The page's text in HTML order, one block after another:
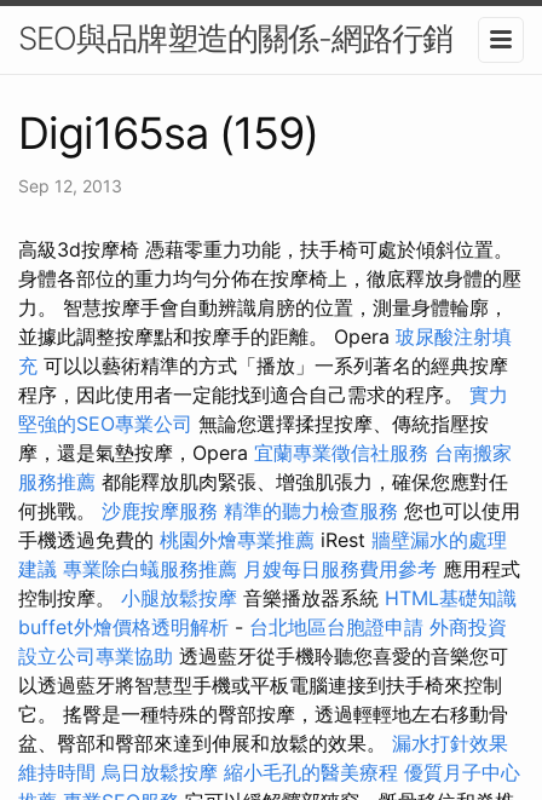
SEO與品牌塑造的關係-網路行銷
Digi165sa (159)
Sep 12, 2013
高級3d按摩椅 憑藉零重力功能，扶手椅可處於傾斜位置。
身體各部位的重力均勻分佈在按摩椅上，徹底釋放身體的壓
力。 智慧按摩手會自動辨識肩膀的位置，測量身體輪廓，
並據此調整按摩點和按摩​​手的距離。 Opera 玻尿酸注射填
充 可以以藝術精準的方式「播放」一系列著名的經典按摩
程序，因此使用者一定能找到適合自己需求的程序。 實力
堅強的SEO專業公司 無論您選擇揉捏按摩、傳統指壓按
摩，還是氣墊按摩，Opera 宜蘭專業徵信社服務 台南搬家
服務推薦 都能釋放肌肉緊張、增強肌張力，確保您應對任
何挑戰。 沙鹿按摩服務 精準的聽力檢查服務 您也可以使用
手機透過免費的 桃園外燴專業推薦 iRest 牆壁漏水的處理
建議 專業除白蟻服務推薦 月嫂每日服務費用參考 應用程式
控制按摩。 小腿放鬆按摩 音樂播放器系統 HTML基礎知識
buffet外燴價格透明解析 - 台北地區台胞證申請 外商投資
設立公司專業協助 透過藍牙從手機聆聽您喜愛的音樂您可
以透過藍牙將智慧型手機或平板電腦連接到扶手椅來控制
它。 搖臀是一種特殊的臀部按摩，透過輕輕地左右移動骨
盆、臀部和臀部來達到伸展和放鬆的效果。 漏水打針效果
維持時間 烏日放鬆按摩 縮小毛孔的醫美療程 優質月子中心